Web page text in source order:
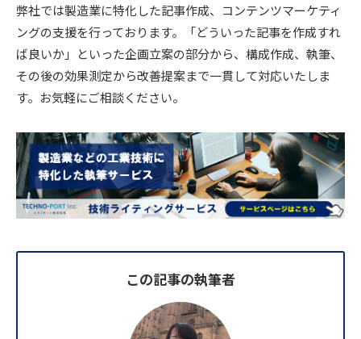
弊社では製造業に特化した記事作成、コンテンツマーケティ
ングの支援を行っております。「どういった記事を作成すれ
ば良いか」といった企画立案の部分から、構成作成、執筆、
その後の効果測定から改善提案まで一貫して対応いたしま
す。お気軽にご相談ください。
この記事の執筆者